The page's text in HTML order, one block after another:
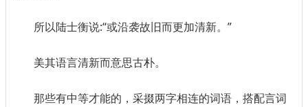
所以陆士衡说:“或沿袭故旧而更加清新。”
美其语言清新而意思古朴。
那些有中等才能的，采掇两字相连的词语，搭配言词